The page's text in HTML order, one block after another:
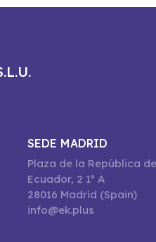
SEDE MADRID
Plaza de la República de
Ecuador, 2 1º A
28016 Madrid (Spain)
info@ek.plus